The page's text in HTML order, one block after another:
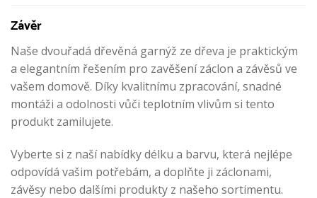
Závěr
Naše dvouřadá dřevěná garnýž ze dřeva je praktickým
a elegantním řešením pro zavěšení záclon a závěsů ve
vašem domově. Díky kvalitnímu zpracování, snadné
montáži a odolnosti vůči teplotním vlivům si tento
produkt zamilujete.
Vyberte si z naší nabídky délku a barvu, která nejlépe
odpovídá vašim potřebám, a doplňte ji záclonami,
závěsy nebo dalšími produkty z našeho sortimentu.